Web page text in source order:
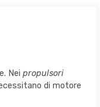
Nei propulsori
di motore